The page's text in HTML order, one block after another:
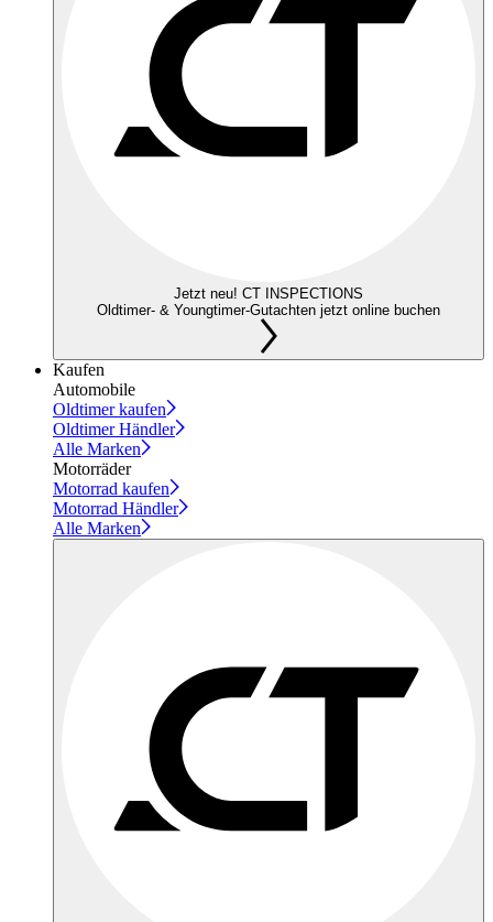
Jetzt neu! CT INSPECTIONS
Oldtimer- & Youngtimer-Gutachten jetzt online buchen
Kaufen
Automobile
Oldtimer kaufen
Oldtimer Händler
Alle Marken
Motorräder
Motorrad kaufen
Motorrad Händler
Alle Marken